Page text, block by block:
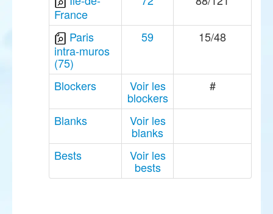
France
Paris
intra-muros
(75)
59 15/48
Blockers Voir les
blockers
#
Blanks Voir les
blanks
Bests
Voir les
bests